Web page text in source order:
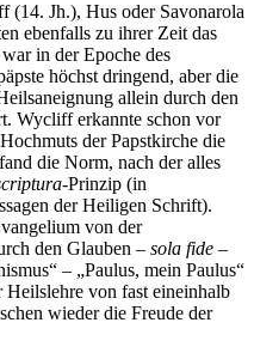
(14. Jh.), Hus oder Savonarola
ebenfalls zu ihrer Zeit das
in der Epoche des
höchst dringend, aber die
allein durch den
Wycliff erkannte schon vor
der Papstkirche die
die Norm, nach der alles
-Prinzip (in
der Heiligen Schrift).
von der
den Glauben – sola fide –
– „Paulus, mein Paulus“
von fast eineinhalb
wieder die Freude der